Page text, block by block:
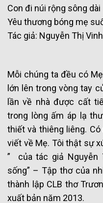
Con đi núi rộng sông dài
Yêu thương bóng mẹ
Tác giả: Nguyễn Thị Vinh
Mỗi chúng ta đều có
lớn lên trong vòng tay
lần về nhà được cất
trong lòng ấm áp lạ
thiết và thiêng liêng.
viết về Mẹ. Tôi thật sự
” của tác giả Nguyễn
sống” – Tập thơ của
thành lập CLB thơ
xuất bản năm 2013.